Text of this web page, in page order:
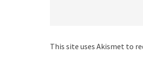
This site uses Akismet to